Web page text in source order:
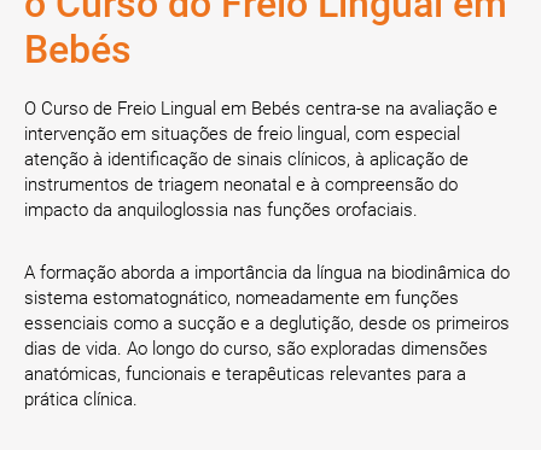
Bebés
O Curso de Freio Lingual em Bebés centra-se na avaliação e
intervenção em situações de freio lingual, com especial
atenção à identificação de sinais clínicos, à aplicação de
instrumentos de triagem neonatal e à compreensão do
impacto da anquiloglossia nas funções orofaciais.
A formação aborda a importância da língua na biodinâmica do
sistema estomatognático, nomeadamente em funções
essenciais como a sucção e a deglutição, desde os primeiros
dias de vida. Ao longo do curso, são exploradas dimensões
anatómicas, funcionais e terapêuticas relevantes para a
prática clínica.